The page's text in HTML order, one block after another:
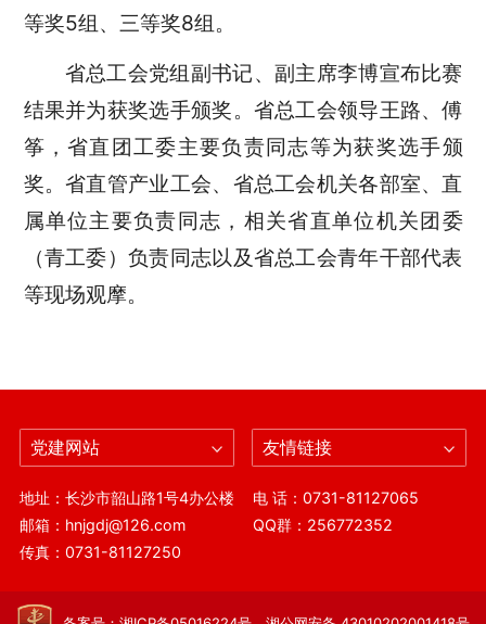
等奖5组、三等奖8组。
省总工会党组副书记、副主席李博宣布比赛
结果并为获奖选手颁奖。省总工会领导王路、傅
筝，省直团工委主要负责同志等为获奖选手颁
奖。省直管产业工会、省总工会机关各部室、直
属单位主要负责同志，相关省直单位机关团委
（青工委）负责同志以及省总工会青年干部代表
等现场观摩。
党建网站 友情链接
地址：长沙市韶山路1号4办公楼
电 话：0731-81127065
邮箱：hnjgdj@126.com
QQ群：256772352
传真：0731-81127250